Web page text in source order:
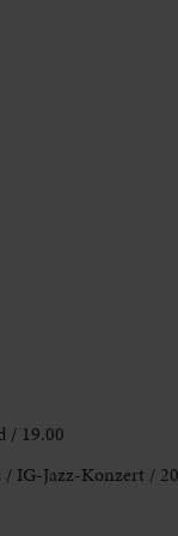
/ 19.00
/ IG-Jazz-Konzert /